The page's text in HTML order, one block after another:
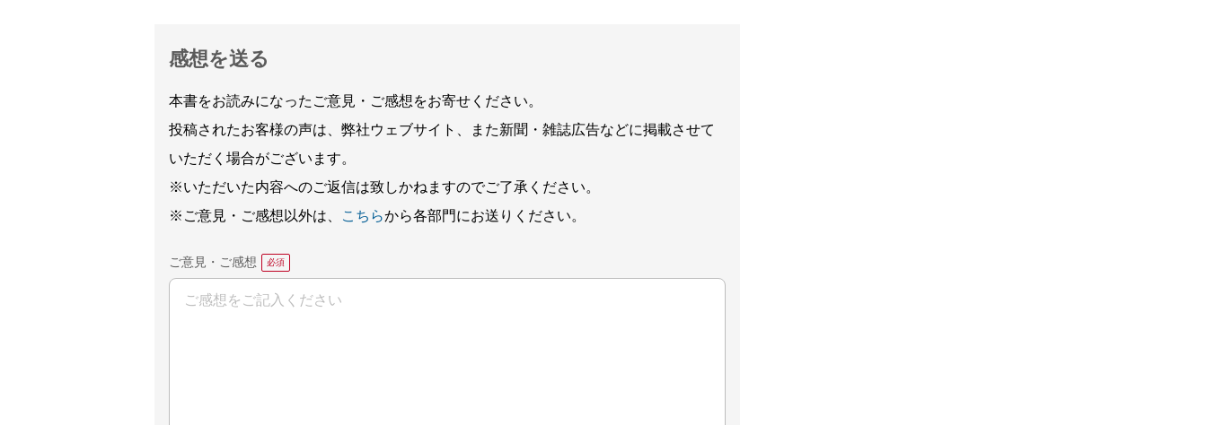
感想を送る
本書をお読みになったご意見・ご感想をお寄せください。
投稿されたお客様の声は、弊社ウェブサイト、また新聞・雑誌広告などに掲載させて
いただく場合がございます。
※いただいた内容へのご返信は致しかねますのでご了承ください。
※ご意見・ご感想以外は、
こちらから各部門にお送りください。
ご意見・ご感想